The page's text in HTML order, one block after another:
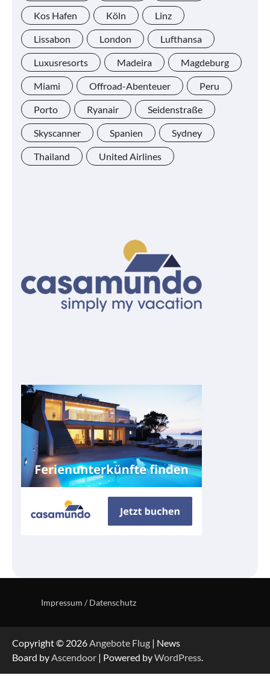
Kos Hafen Köln Linz
Lissabon London Lufthansa
Luxusresorts Madeira Magdeburg
Miami Offroad-Abenteuer Peru
Porto Ryanair Seidenstraße
Skyscanner Spanien Sydney
Thailand United Airlines
Impressum / Datenschutz
Copyright © 2026Angebote Flug | News
Board byAscendoor | Powered byWordPress.